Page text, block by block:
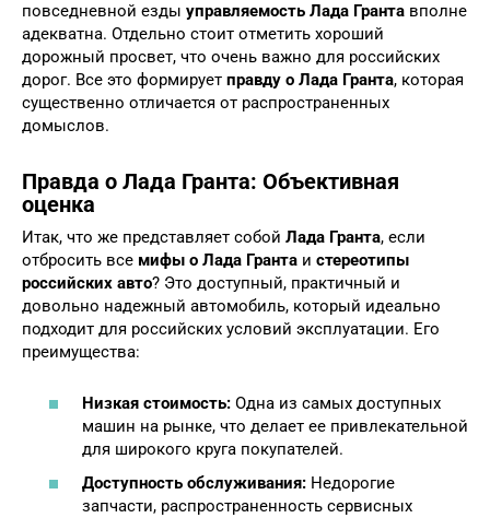
повседневной езды управляемость Лада Гранта вполне
адекватна. Отдельно стоит отметить хороший
дорожный просвет, что очень важно для российских
дорог. Все это формирует правду о Лада Гранта, которая
существенно отличается от распространенных
домыслов.
Правда о Лада Гранта: Объективная
оценка
Итак, что же представляет собой Лада Гранта, если
отбросить все мифы о Лада Гранта и стереотипы
российских авто? Это доступный, практичный и
довольно надежный автомобиль, который идеально
подходит для российских условий эксплуатации. Его
преимущества:
Низкая стоимость: Одна из самых доступных
машин на рынке, что делает ее привлекательной
для широкого круга покупателей.
Доступность обслуживания: Недорогие
запчасти, распространенность сервисных